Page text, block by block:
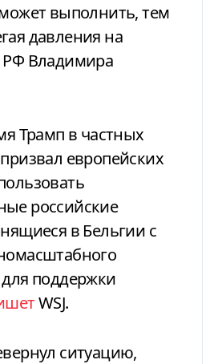
выполнить, тем
давления на
РФ Владимира
европейских
российские
в Бельгии с
поддержки
WSJ.
ситуацию,